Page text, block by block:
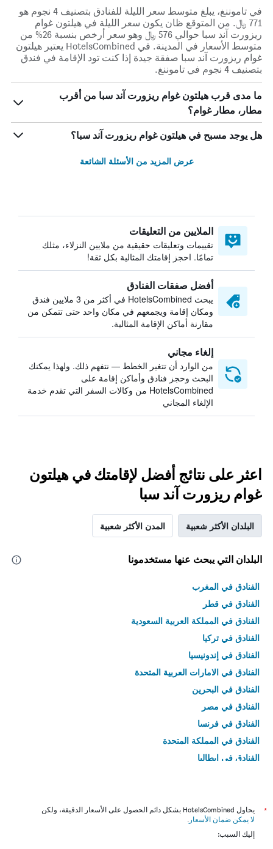
في تاموننغ، يبلغ متوسط ​​سعر الليلة للفنادق بتصنيف 4 نجوم هو
771 ﷼. من المتوقع ظان يكون سعر الليلة في هيلتون غوام
ريزورت آند سبا حوالي 576 ﷼ وهو سعر أرخص بنسبة 26% من
متوسط الأسعار في المدينة. في HotelsCombined يعتبر هيلتون
غوام ريزورت آند سبا صفقة جيدة إذا كنت تود الإقامة في فندق
بتصنيف 4 نجوم في تاموننغ.
ما مدى قرب هيلتون غوام ريزورت آند سبا من أقرب
مطار، مطار غوام؟
هل يوجد مسبح في هيلتون غوام ريزورت آند سبا؟
عرض المزيد من الأسئلة الشائعة
الملايين من التعليقات
تقييمات وتعليقات حقيقية من ملايين النزلاء، مثلك
تمامًا. احجز إقامتك المثالية بكل ثقة!
أفضل صفقات الفنادق
يبحث HotelsCombined في أكثر من 3 ملايين فندق
ومكان إقامة ويجمعهم في مكان واحد حتى تتمكن من
مقارنة أماكن الإقامة المثالية.
إلغاء مجاني
من الوارد أن تتغير الخطط — نتفهم ذلك. ولهذا يمكنك
البحث وحجز فنادق وأماكن إقامة على
HotelsCombined من وكالات السفر التي تقدم خدمة
الإلغاء المجاني
اعثر على نتائج أفضل لإقامتك في هيلتون
غوام ريزورت آند سبا
البلدان الأكثر شعبية المدن الأكثر شعبية
البلدان التي يبحث عنها مستخدمونا
الفنادق في المغرب
الفنادق في قطر
الفنادق في المملكة العربية السعودية
الفنادق في تركيا
الفنادق في إندونيسيا
الفنادق في الامارات العربية المتحدة
الفنادق في البحرين
الفنادق في مصر
الفنادق في فرنسا
الفنادق في المملكة المتحدة
الفنادق في إيطاليا
*
يحاول HotelsCombined بشكل دائم الحصول على الأسعار الدقيقة، ولكن
لا يمكن ضمان الأسعار .
إليك السبب: